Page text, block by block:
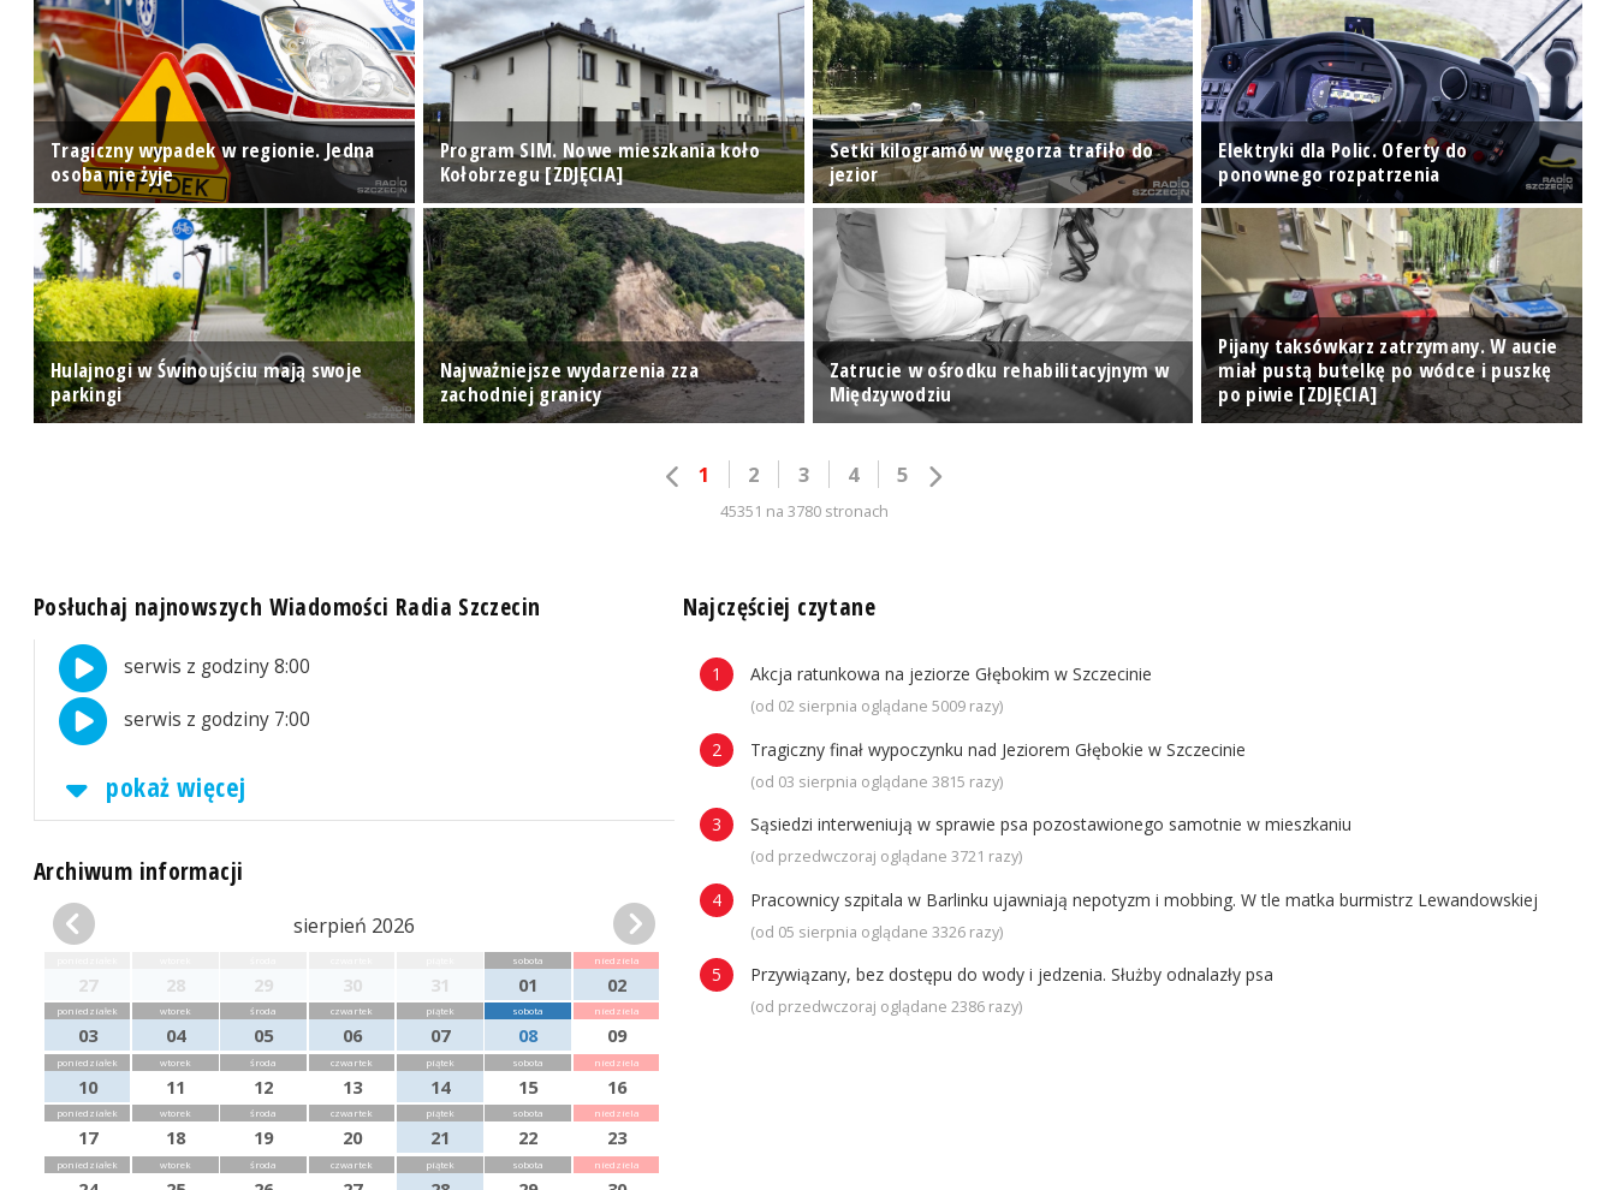
Tragiczny wypadek w regionie. Jedna
osoba nie żyje
Program SIM. Nowe mieszkania koło
Kołobrzegu [ZDJĘCIA]
Setki kilogramów węgorza trafiło do
jezior
Elektryki dla Polic. Oferty do
ponownego rozpatrzenia
Hulajnogi w Świnoujściu mają swoje
parkingi
Najważniejsze wydarzenia zza
zachodniej granicy
Zatrucie w ośrodku rehabilitacyjnym w
Międzywodziu
Pijany taksówkarz zatrzymany. W aucie
miał pustą butelkę po wódce i puszkę
po piwie [ZDJĘCIA]
1 2 3 4 5
45351 na 3780 stronach
Posłuchaj najnowszych Wiadomości Radia Szczecin
serwis z godziny 8:00
serwis z godziny 7:00
pokaż więcej
Archiwum informacji
sierpień 2026
27 28 29 30 31
sobota
01
niedziela
02
poniedziałek
03
wtorek
04
środa
05
czwartek
06
piątek
07
sobota
08
niedziela
09
poniedziałek
10
wtorek
11
środa
12
czwartek
13
piątek
14
sobota
15
niedziela
16
poniedziałek
17
wtorek
18
środa
19
czwartek
20
piątek
21
sobota
22
niedziela
23
poniedziałek wtorek środa czwartek piątek sobota niedziela
Najczęściej czytane
Akcja ratunkowa na jeziorze Głębokim w Szczecinie
(od 02 sierpnia oglądane 5009 razy)
Tragiczny finał wypoczynku nad Jeziorem Głębokie w Szczecinie
(od 03 sierpnia oglądane 3815 razy)
Sąsiedzi interweniują w sprawie psa pozostawionego samotnie w mieszkaniu
(od przedwczoraj oglądane 3721 razy)
Pracownicy szpitala w Barlinku ujawniają nepotyzm i mobbing. W tle matka burmistrz Lewandowskiej
(od 05 sierpnia oglądane 3326 razy)
Przywiązany, bez dostępu do wody i jedzenia. Służby odnalazły psa
(od przedwczoraj oglądane 2386 razy)